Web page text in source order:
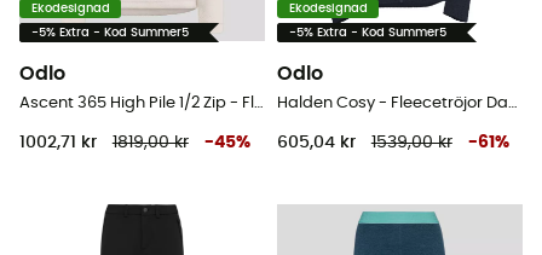
Ekodesignad
-5% Extra - Kod Summer5
Odlo
Ascent 365 High Pile 1/2 Zip - Fleecetröjor - Dam
1002,71 kr 1819,00 kr -45%
Ekodesignad
-5% Extra - Kod Summer5
Odlo
Halden Cosy - Fleecetröjor Dam
605,04 kr 1539,00 kr -61 %